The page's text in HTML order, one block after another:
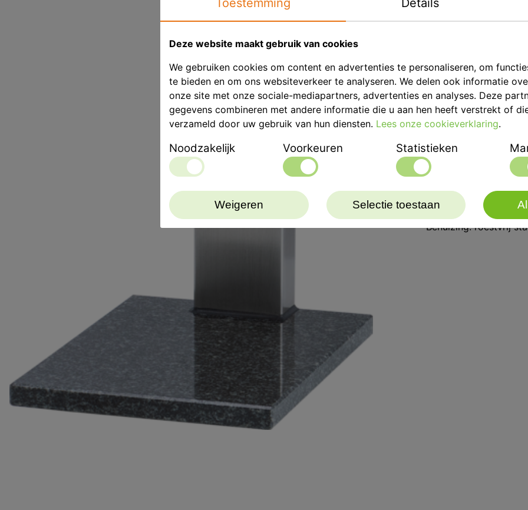
- Elektronische timer,
- Menger wordt
- Inclusief 400 ml
Technische
- Netspanning:230 V /
- Stroomverbruik: 480 W
- Afmetingen (hoogte/
- Afmetingen incl.
- Snelheid: variabel 150-
- Vacuüm: max. 93 %
- Behuizing: roestvrij
Deze website maakt gebruik van cookies
We gebruiken cookies om content en advertenties te personaliseren, om
te bieden en om ons websiteverkeer te analyseren. We delen ook informatie
onze site met onze sociale-mediapartners, advertenties en analyses. Deze
gegevens combineren met andere informatie die u aan hen heeft verstrekt of
verzameld door uw gebruik van hun diensten. Lees onze cookieverklaring.
Noodzakelijk Voorkeuren Statistieken
Weigeren Selectie toestaan